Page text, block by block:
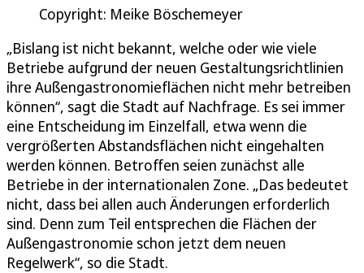
Copyright: Meike Böschemeyer
„Bislang ist nicht bekannt, welche oder wie viele
Betriebe aufgrund der neuen Gestaltungsrichtlinien
ihre Außengastronomieflächen nicht mehr betreiben
können“, sagt die Stadt auf Nachfrage. Es sei immer
eine Entscheidung im Einzelfall, etwa wenn die
vergrößerten Abstandsflächen nicht eingehalten
werden können. Betroffen seien zunächst alle
Betriebe in der internationalen Zone. „Das bedeutet
nicht, dass bei allen auch Änderungen erforderlich
sind. Denn zum Teil entsprechen die Flächen der
Außengastronomie schon jetzt dem neuen
Regelwerk“, so die Stadt.